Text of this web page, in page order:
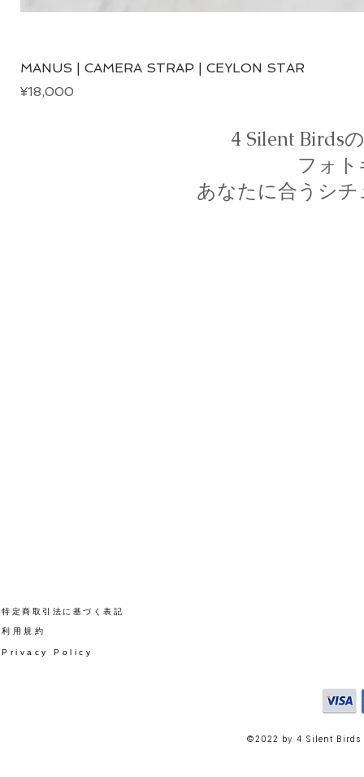
MANUS | CAMERA STRAP | CEYLON STAR
Price
¥18,000
4 Silent Birds
フォ
あなたに合うシ
​特定商取引法に基づく表記
​利用規約
Privacy Policy
©2022 by 4 Silent Birds